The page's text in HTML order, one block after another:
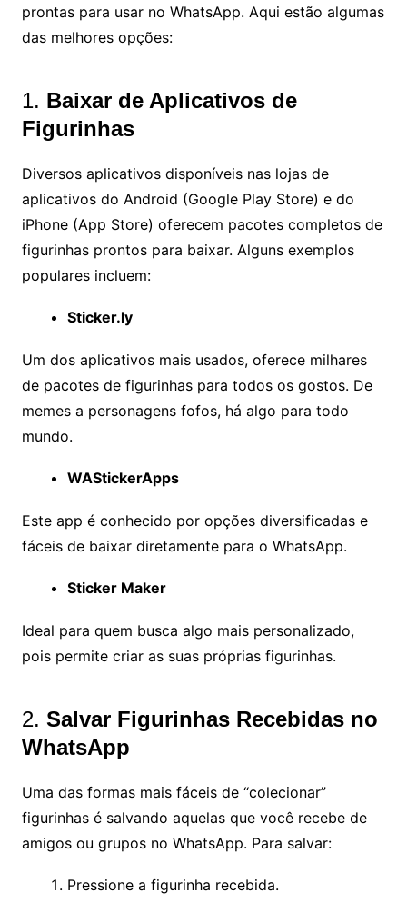
prontas para usar no WhatsApp. Aqui estão algumas
das melhores opções:
1. Baixar de Aplicativos de
Figurinhas
Diversos aplicativos disponíveis nas lojas de
aplicativos do Android (Google Play Store) e do
iPhone (App Store) oferecem pacotes completos de
figurinhas prontos para baixar. Alguns exemplos
populares incluem:
Sticker.ly
Um dos aplicativos mais usados, oferece milhares
de pacotes de figurinhas para todos os gostos. De
memes a personagens fofos, há algo para todo
mundo.
WAStickerApps
Este app é conhecido por opções diversificadas e
fáceis de baixar diretamente para o WhatsApp.
Sticker Maker
Ideal para quem busca algo mais personalizado,
pois permite criar as suas próprias figurinhas.
2. Salvar Figurinhas Recebidas no
WhatsApp
Uma das formas mais fáceis de “colecionar”
figurinhas é salvando aquelas que você recebe de
amigos ou grupos no WhatsApp. Para salvar:
Pressione a figurinha recebida.